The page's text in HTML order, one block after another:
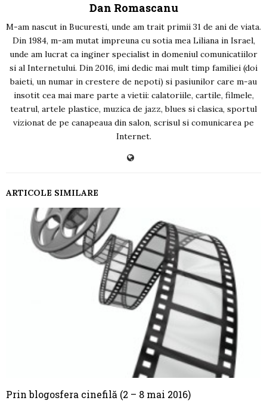
Dan Romascanu
M-am nascut in Bucuresti, unde am trait primii 31 de ani de viata.
Din 1984, m-am mutat impreuna cu sotia mea Liliana in Israel,
unde am lucrat ca inginer specialist in domeniul comunicatiilor
si al Internetului. Din 2016, imi dedic mai mult timp familiei (doi
baieti, un numar in crestere de nepoti) si pasiunilor care m-au
insotit cea mai mare parte a vietii: calatoriile, cartile, filmele,
teatrul, artele plastice, muzica de jazz, blues si clasica, sportul
vizionat de pe canapeaua din salon, scrisul si comunicarea pe
Internet.
ARTICOLE SIMILARE
Prin blogosfera cinefilă (2 – 8 mai 2016)